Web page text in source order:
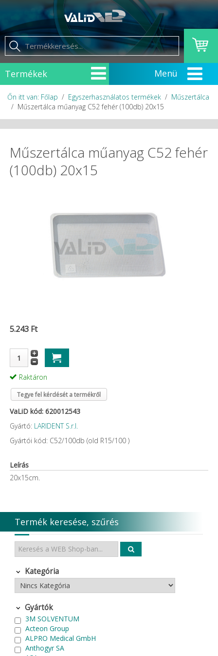
Termékek
Őn itt van: Főlap Egyszerhasználatos termékek
Műszertálca
Műszertálca műanyag C52 fehér (100db) 20x15
Műszertálca műanyag C52 fehér
(100db) 20x15
5.243 Ft
Raktáron
Tegye fel kérdését a termékről
VaLiD kód: 620012543
Gyártó: LARIDENT S.r.l.
Gyártói kód: C52/100db (old R15/100 )
Leírás
20x15cm.
Termék keresése, szűrés
Kategória
Gyártók
3M SOLVENTUM
Acteon Group
ALPRO Medical GmbH
Anthogyr SA